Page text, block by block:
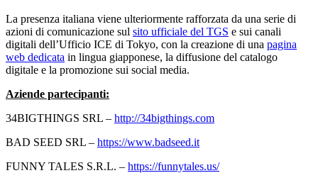
La presenza italiana viene ulteriormente rafforzata da una serie di
azioni di comunicazione sul sito ufficiale del TGS e sui canali
digitali dell’Ufficio ICE di Tokyo, con la creazione di una pagina
web dedicata in lingua giapponese, la diffusione del catalogo
digitale e la promozione sui social media.
Aziende partecipanti:
34BIGTHINGS SRL – http://34bigthings.com
BAD SEED SRL – https://www.badseed.it
FUNNY TALES S.R.L. – https://funnytales.us/